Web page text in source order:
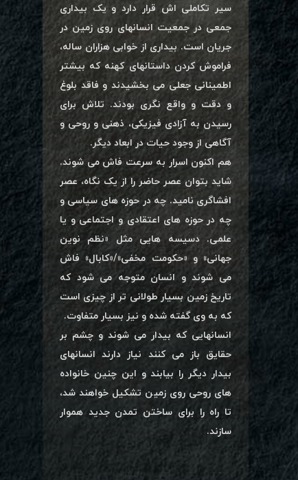
سیر تکاملی اش قرار دارد و یک بیداری
جمعی در جمعیت انسانهای روی زمین در
جریان است. بیداری از خوابی هزاران ساله،
فراموش کردن داستانهای کهنه که بیشتر
اطمینانی جعلی می بخشیدند و فاقد بلوغ
و دقت و واقع نگری بودند. تلاش برای
رسیدن به آزادی فیزیکی، ذهنی و روحی و
آگاهی از وجود حیات در ابعاد دیگر.
هم اکنون اسرار به سرعت فاش می شوند.
شاید بتوان عصر حاضر را از یک نگاه، عصر
افشاگری نامید. چه در حوزه های سیاسی و
چه در حوزه های اعتقادی و اجتماعی و یا
علمی. دسیسه هایی مثل «نظم نوین
جهانی» و «حکومت مخفی»/«کابال» فاش
می شوند و انسان متوجه می شود که
تاریخ زمین بسیار طولانی تر از چیزی است
که به وی گفته شده و نیز بسیار متفاوت.
انسانهایی که بیدار می شوند و چشم بر
حقایق باز می کنند نیاز دارند انسانهای
بیدار دیگر را بیابند و این چنین خانواده
های روحی روی زمین تشکیل خواهند شد،
تا راه را برای ساختن تمدن جدید هموار
سازند.